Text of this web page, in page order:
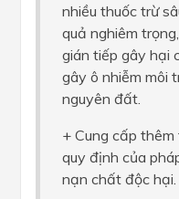
nhiều thuốc trừ
quả nghiêm
gián tiếp gây hại
gây ô nhiễm môi
nguyên đất.
+ Cung cấp
quy định của
nạn chất độc hại.